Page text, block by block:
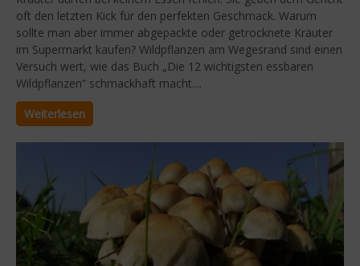
oft den letzten Kick für den perfekten Geschmack. Warum
sollte man aber immer abgepackte oder getrocknete Kräuter
im Supermarkt kaufen? Wildpflanzen am Wegesrand sind einen
Versuch wert, wie das Buch „Die 12 wichtigsten essbaren
Wildpflanzen“ schmackhaft macht....
Weiterlesen